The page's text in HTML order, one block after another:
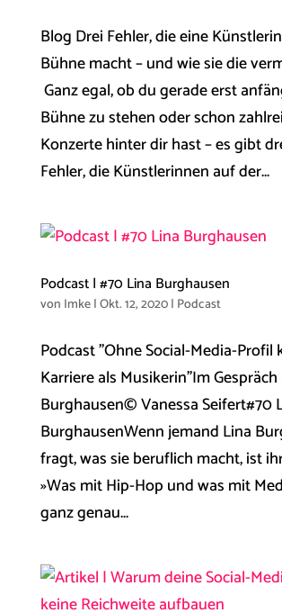
Blog Drei Fehler, die eine
Bühne macht – und wie sie die
Ganz egal, ob du gerade erst
Bühne zu stehen oder schon
Konzerte hinter dir hast – es gibt
Fehler, die Künstlerinnen auf der...
Podcast | #70 Lina Burghausen
von Imke|Okt. 12, 2020| Podcast
Podcast "Ohne Social-Media-Profil
Karriere als Musikerin"Im
Burghausen© Vanessa Seifert#70
BurghausenWenn jemand Lina
fragt, was sie beruflich macht, ist
»Was mit Hip-Hop und was mit
ganz genau...